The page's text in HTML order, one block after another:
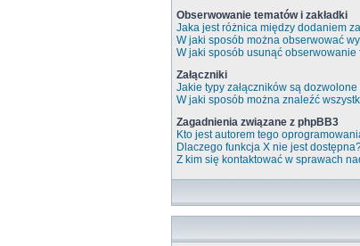
Obserwowanie tematów i zakładki
Jaka jest różnica między dodaniem
W jaki sposób można obserwować
W jaki sposób usunąć obserwowanie
Załączniki
Jakie typy załączników są
W jaki sposób można znaleźć
Zagadnienia związane z phpBB3
Kto jest autorem tego
Dlaczego funkcja X nie jest
Z kim się kontaktować w sprawach